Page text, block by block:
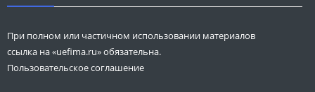
При полном или частичном использовании материалов
ссылка на «uefima.ru» обязательна.
Пользовательское соглашение